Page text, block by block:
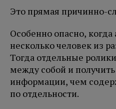
Это прямая причинно-
Особенно опасно, когда
несколько человек из
Тогда отдельные
между собой и
информации, чем
по отдельности.